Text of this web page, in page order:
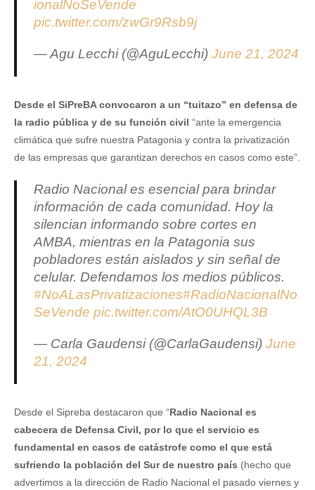
ionalNoSeVende
pic.twitter.com/zwGr9Rsb9j
— Agu Lecchi (@AguLecchi) June 21, 2024
Desde el SiPreBA convocaron a un “tuitazo” en defensa de
la radio pública y de su función civil “ante la emergencia
climática que sufre nuestra Patagonia y contra la privatización
de las empresas que garantizan derechos en casos como este”.
Radio Nacional es esencial para brindar
información de cada comunidad. Hoy la
silencian informando sobre cortes en
AMBA, mientras en la Patagonia sus
pobladores están aislados y sin señal de
celular. Defendamos los medios públicos.
#NoALasPrivatizaciones#RadioNacionalNo
SeVende pic.twitter.com/AtO0UHQL3B
— Carla Gaudensi (@CarlaGaudensi) June
21, 2024
Desde el Sipreba destacaron que “Radio Nacional es
cabecera de Defensa Civil, por lo que el servicio es
fundamental en casos de catástrofe como el que está
sufriendo la población del Sur de nuestro país (hecho que
advertimos a la dirección de Radio Nacional el pasado viernes y